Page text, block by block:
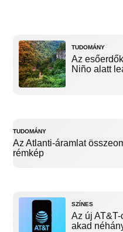
TUDOMÁNY
Az
Niño alatt
TUDOMÁNY
Az Atlanti-áramlat
rémkép
SZÍNES
Az új
akad